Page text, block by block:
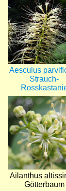
Aesculus
Strauch-
Bild
Ailanthus
Götterbaum